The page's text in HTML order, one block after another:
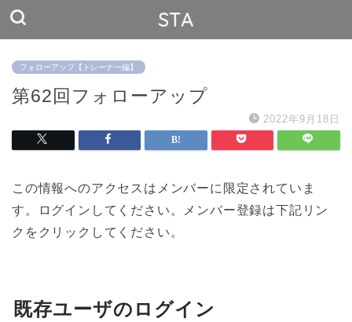
STA
フォローアップ【トレーナー編】
第62回フォローアップ
2022年9月18日
この情報へのアクセスはメンバーに限定されていま
す。ログインしてください。メンバー登録は下記リン
クをクリックしてください。
既存ユーザのログイン